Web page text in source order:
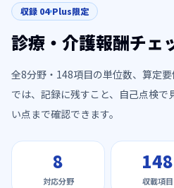
収録 04 Plus限定
診療・介護報酬チェ
全8分野・ 148項目の単位数、算定
では、記録に残すこと、自己点検で
い点まで確認できます。
8
対応分野
148
収載項目